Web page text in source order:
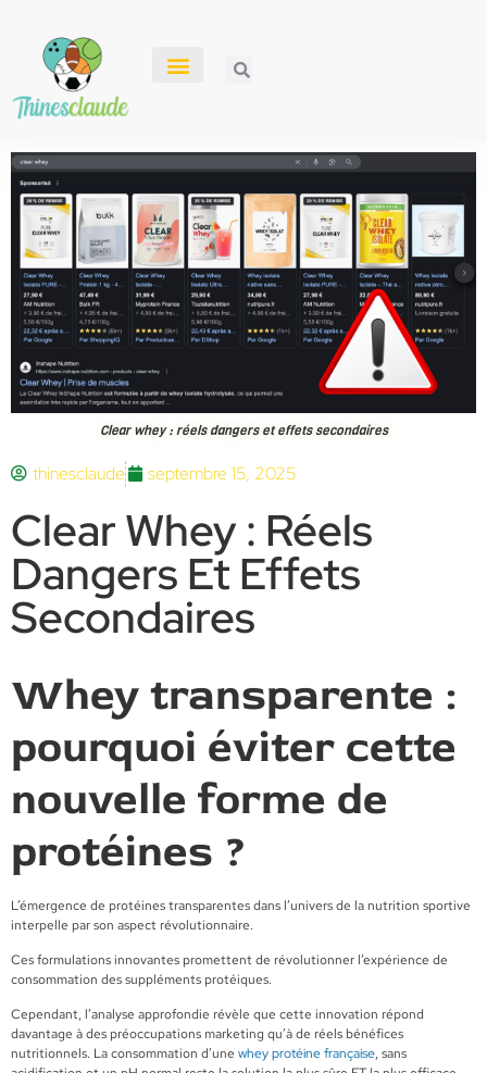
Clear whey : réels dangers et effets secondaires
thinesclaude septembre 15, 2025
Clear Whey : Réels
Dangers Et Effets
Secondaires
Whey transparente :
pourquoi éviter cette
nouvelle forme de
protéines ?
L’émergence de protéines transparentes dans l’univers de la nutrition sportive
interpelle par son aspect révolutionnaire.
Ces formulations innovantes promettent de révolutionner l’expérience de
consommation des suppléments protéiques.
Cependant, l’analyse approfondie révèle que cette innovation répond
davantage à des préoccupations marketing qu’à de réels bénéfices
nutritionnels. La consommation d’une whey protéine française, sans